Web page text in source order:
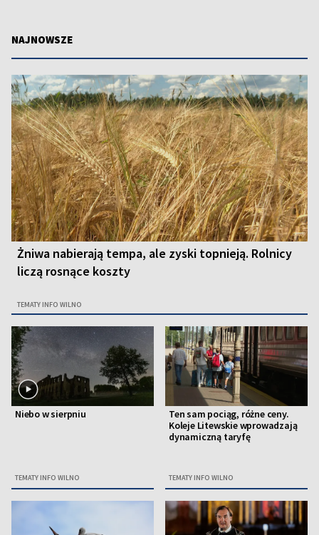
NAJNOWSZE
Żniwa nabierają tempa, ale zyski topnieją. Rolnicy
liczą rosnące koszty
TEMATY INFO WILNO
Niebo w sierpniu
TEMATY INFO WILNO
Ten sam pociąg, różne ceny.
Koleje Litewskie wprowadzają
dynamiczną taryfę
TEMATY INFO WILNO